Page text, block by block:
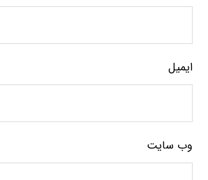
ایمیل
وب‌ سایت